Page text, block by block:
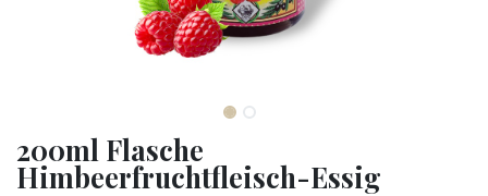
200ml Flasche
Himbeerfruchtfleisch-Essig